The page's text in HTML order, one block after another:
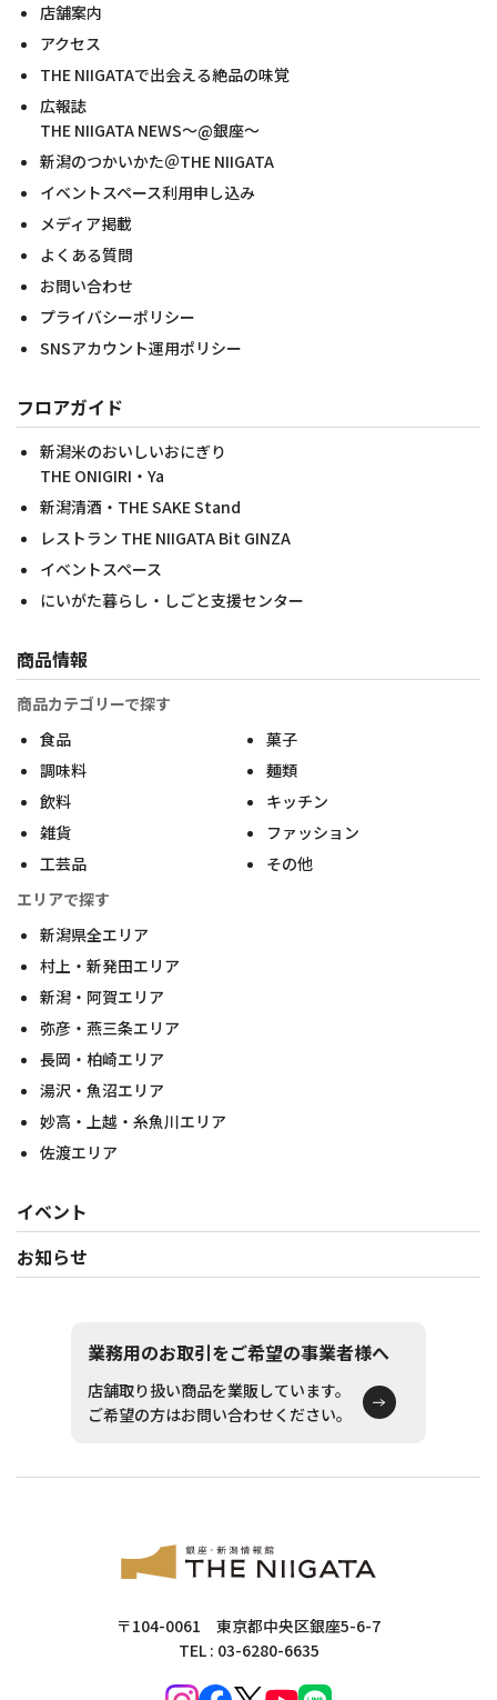
店舗案内
アクセス
THE NIIGATAで出会える絶品の味覚
広報誌
THE NIIGATA NEWS～@銀座～
新潟のつかいかた＠THE NIIGATA
イベントスペース利用申し込み
メディア掲載
よくある質問
お問い合わせ
プライバシーポリシー
SNSアカウント運用ポリシー
フロアガイド
新潟米のおいしいおにぎり
THE ONIGIRI・Ya
新潟清酒・THE SAKE Stand
レストラン THE NIIGATA Bit GINZA
イベントスペース
にいがた暮らし・しごと支援センター
商品情報
商品カテゴリーで探す
食品
菓子
調味料
麺類
飲料
キッチン
雑貨
ファッション
工芸品
その他
エリアで探す
新潟県全エリア
村上・新発田エリア
新潟・阿賀エリア
弥彦・燕三条エリア
長岡・柏崎エリア
湯沢・魚沼エリア
妙高・上越・糸魚川エリア
佐渡エリア
イベント
お知らせ
業務用のお取引をご希望の事業者様へ
店舗取り扱い商品を業販しています。
ご希望の方はお問い合わせください。
〒104-0061 東京都中央区銀座5-6-7
TEL : 03-6280-6635